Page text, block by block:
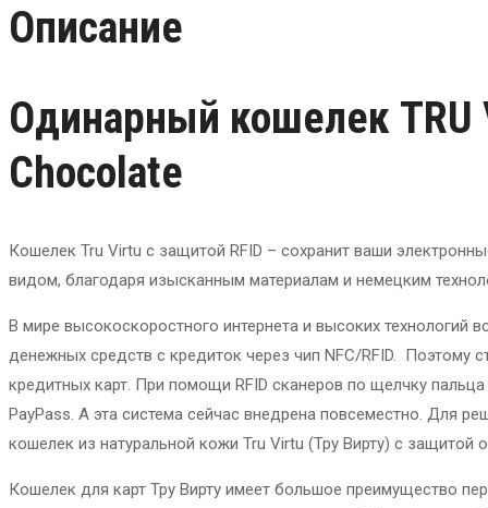
Описание
Одинарный кошелек TRU
Chocolate
Кошелек Tru Virtu с защитой RFID – сохранит ваши
видом, благодаря изысканным материалам и немецким
В мире высокоскоростного интернета и высоких
денежных средств с кредиток через чип NFC/RFID. Поэтому
кредитных карт. При помощи RFID сканеров по щелчку
PayPass. А эта система сейчас внедрена повсеместно. Для
кошелек из натуральной кожи Tru Virtu (Тру Вирту) с защитой
Кошелек для карт Тру Вирту имеет большое преимущество